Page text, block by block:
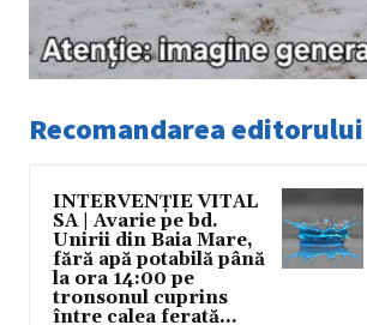
Recomandarea editorului
INTERVENȚIE VITAL
SA | Avarie pe bd.
Unirii din Baia Mare,
fără apă potabilă până
la ora 14:00 pe
tronsonul cuprins
între calea ferată...